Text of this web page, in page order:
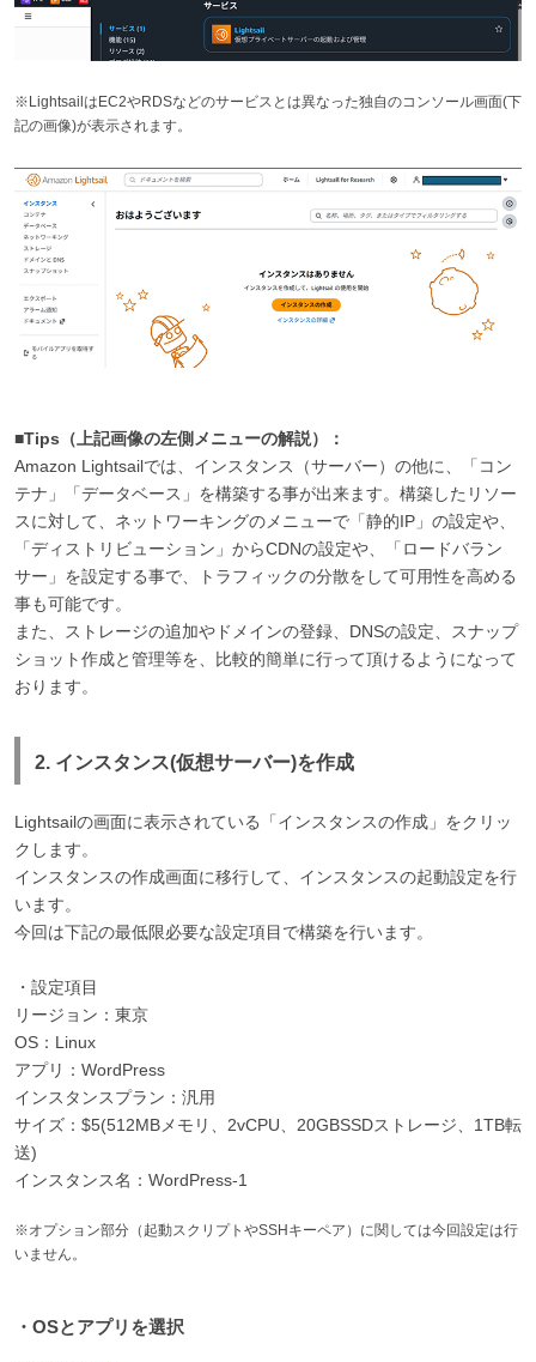
※LightsailはEC2やRDSなどのサービスとは異なった独自のコンソール画面(下
記の画像)が表示されます。
■Tips（上記画像の左側メニューの解説）：
Amazon Lightsailでは、インスタンス（サーバー）の他に、「コン
テナ」「データベース」を構築する事が出来ます。構築したリソー
スに対して、ネットワーキングのメニューで「静的IP」の設定や、
「ディストリビューション」からCDNの設定や、「ロードバラン
サー」を設定する事で、トラフィックの分散をして可用性を高める
事も可能です。
また、ストレージの追加やドメインの登録、DNSの設定、スナップ
ショット作成と管理等を、比較的簡単に行って頂けるようになって
おります。
2. インスタンス(仮想サーバー)を作成
Lightsailの画面に表示されている「インスタンスの作成」をクリッ
クします。
インスタンスの作成画面に移行して、インスタンスの起動設定を行
います。
今回は下記の最低限必要な設定項目で構築を行います。
・設定項目
リージョン：東京
OS：Linux
アプリ：WordPress
インスタンスプラン：汎用
サイズ：$5(512MBメモリ、2vCPU、20GBSSDストレージ、1TB転
送)
インスタンス名：WordPress-1
※オプション部分（起動スクリプトやSSHキーペア）に関しては今回設定は行
いません。
・OSとアプリを選択